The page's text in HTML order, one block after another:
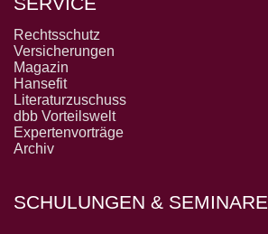
Rechtsschutz
Versicherungen
Magazin
Hansefit
Literaturzuschuss
dbb Vorteilswelt
Expertenvorträge
Archiv
SCHULUNGEN & SEMINARE